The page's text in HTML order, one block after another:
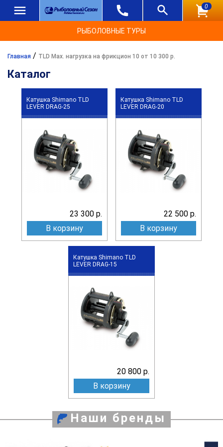
0
РЫБОЛОВНЫЕ ТУРЫ
Главная / TLD Max. нагрузка на фрикцион 10 от 10 300 р.
Каталог
Катушка Shimano TLD
LEVER DRAG-25
23 300 р.
В корзину
Катушка Shimano TLD
LEVER DRAG-20
22 500 р.
В корзину
Катушка Shimano TLD
LEVER DRAG-15
20 800 р.
В корзину
Наши бренды